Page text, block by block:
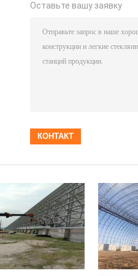
Оставьте вашу заявку